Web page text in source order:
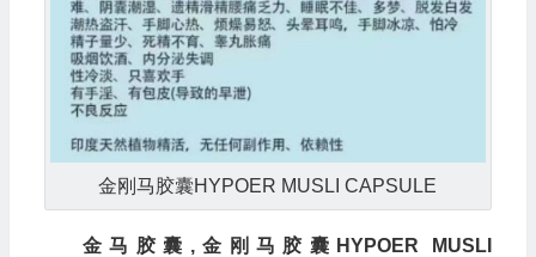
金刚马胶囊HYPOER MUSLI CAPSULE
金马胶囊,金刚马胶囊HYPOER MUSLI